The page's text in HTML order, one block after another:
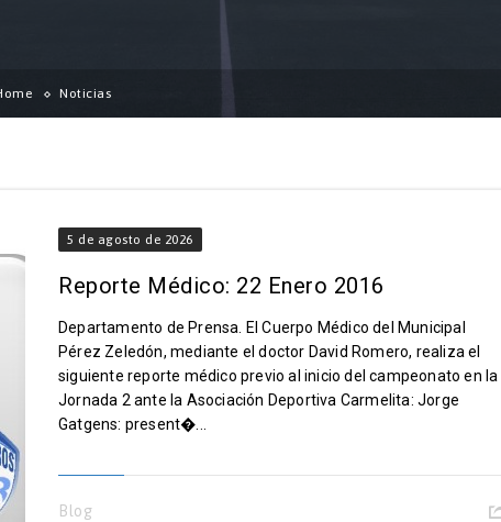
Noticias
5 de agosto de 2026
Reporte Médico: 22 Enero 2016
Departamento de Prensa. El Cuerpo Médico del Municipal
Pérez Zeledón, mediante el doctor David Romero, realiza el
siguiente reporte médico previo al inicio del campeonato en la
Jornada 2 ante la Asociación Deportiva Carmelita: Jorge
Gatgens: present�...
Blog